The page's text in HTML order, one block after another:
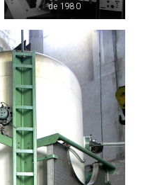
de 1980